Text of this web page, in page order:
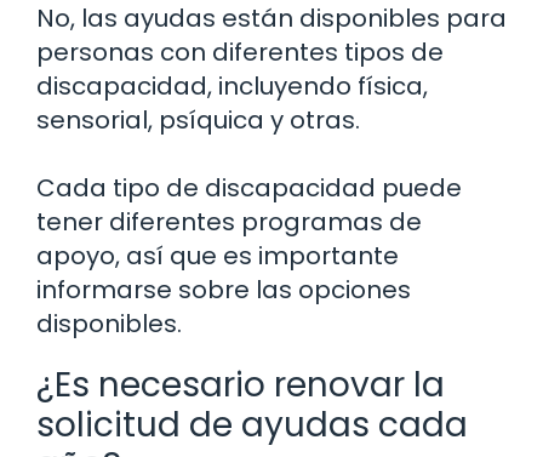
No, las ayudas están disponibles para
personas con diferentes tipos de
discapacidad, incluyendo física,
sensorial, psíquica y otras.
Cada tipo de discapacidad puede
tener diferentes programas de
apoyo, así que es importante
informarse sobre las opciones
disponibles.
¿Es necesario renovar la
solicitud de ayudas cada